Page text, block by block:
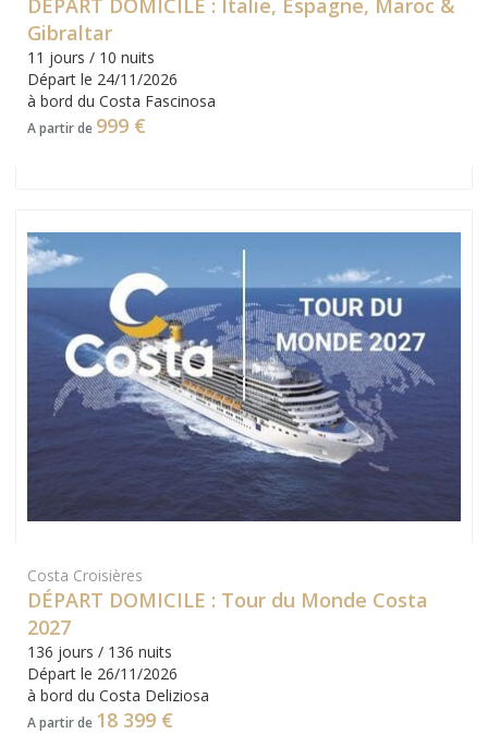
DÉPART DOMICILE : Italie, Espagne, Maroc &
Gibraltar
11 jours / 10 nuits
Départ le 24/11/2026
à bord du Costa Fascinosa
A partir de 999 €
Costa Croisières
DÉPART DOMICILE : Tour du Monde Costa
2027
136 jours / 136 nuits
Départ le 26/11/2026
à bord du Costa Deliziosa
A partir de 18 399 €